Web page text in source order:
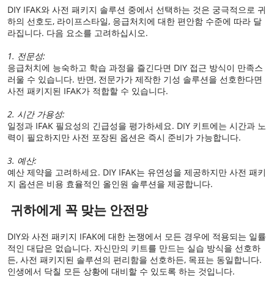
DIY IFAK와 사전 패키지 솔루션 중에서 선택하는 것은 궁극적으로 귀
하의 선호도, 라이프스타일, 응급처치에 대한 편안함 수준에 따라 달
라집니다. 다음 요소를 고려하십시오.
1. 전문성:
응급처치에 능숙하고 학습 과정을 즐긴다면 DIY 접근 방식이 만족스
러울 수 있습니다. 반면, 전문가가 제작한 기성 솔루션을 선호한다면
사전 패키지된 IFAK가 적합할 수 있습니다.
2. 시간 가용성:
일정과 IFAK 필요성의 긴급성을 평가하세요. DIY 키트에는 시간과 노
력이 필요하지만 사전 포장된 옵션은 즉시 준비가 가능합니다.
3. 예산:
예산 제약을 고려하세요. DIY IFAK는 유연성을 제공하지만 사전 패키
지 옵션은 비용 효율적인 올인원 솔루션을 제공합니다.
귀하에게 꼭 맞는 안전망
DIY와 사전 패키지 IFAK에 대한 논쟁에서 모든 경우에 적용되는 일률
적인 대답은 없습니다. 자신만의 키트를 만드는 실습 방식을 선호하
든, 사전 패키지된 솔루션의 편리함을 선호하든, 목표는 동일합니다.
인생에서 닥칠 모든 상황에 대비할 수 있도록 하는 것입니다.